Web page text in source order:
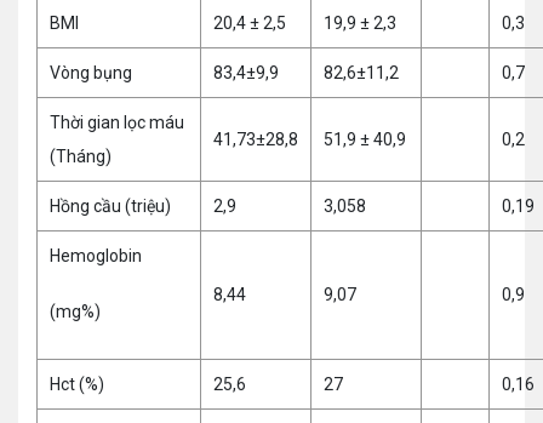
BMI 20,4 ± 2,5 19,9 ± 2,3 0,3
Vòng bụng 83,4±9,9 82,6±11,2 0,7
Thời gian lọc máu
(Tháng)
41,73±28,8 51,9 ± 40,9 0,2
Hồng cầu (triệu) 2,9 3,058 0,19
Hemoglobin
(mg%)
8,44 9,07 0,9
Hct (%) 25,6 27 0,16